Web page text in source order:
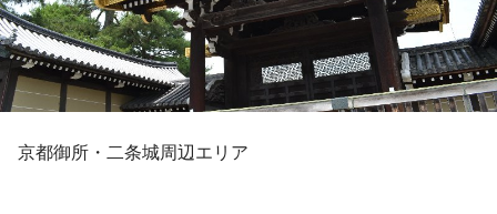
京都御所・二条城周辺エリア